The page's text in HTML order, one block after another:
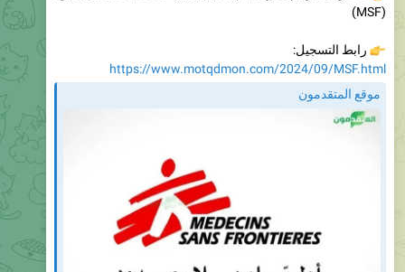
رابط التسجيل:
موقع المتقدمون